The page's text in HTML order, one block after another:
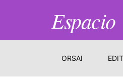
Espacio
ORSAI